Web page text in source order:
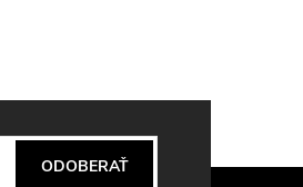
ODOBERAŤ